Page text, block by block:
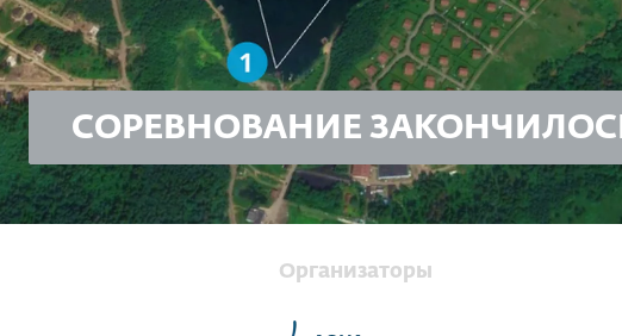
СОРЕВНОВАНИЕ
Организаторы